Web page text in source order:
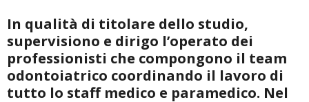
In qualità di titolare dello studio,
supervisiono e dirigo l’operato dei
professionisti che compongono il team
odontoiatrico coordinando il lavoro di
tutto lo staff medico e paramedico. Nel